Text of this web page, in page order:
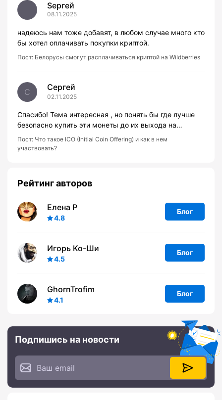
Sергей
08.11.2025
надеюсь нам тоже добавят, в любом случае много кто
бы хотел оплачивать покупки криптой.
Пост: Белорусы смогут расплачиваться криптой на Wildberries
С Сергей
02.11.2025
Спасибо! Тема интересная , но понять бы где лучше
безопасно купить эти монеты до их выхода на…
Пост: Что такое ICO (Initial Coin Offering) и как в нем
участвовать?
Рейтинг авторов
Елена Р
4.8
Блог
Игорь Ко-Ши
4.5
Блог
GhornTrofim
4.1
Блог
Подпишись на новости